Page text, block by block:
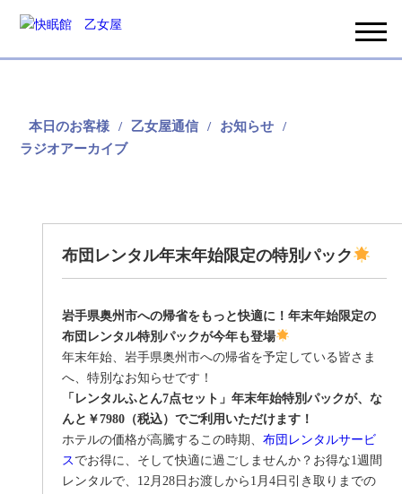
本日のお客様 乙女屋通信
お知らせ
ラジオアーカイブ
布団レンタル年末年始限定の特別パック
岩手県奥州市への帰省をもっと快適に！年末年始限定の
布団レンタル特別パックが今年も登場
年末年始、岩手県奥州市への帰省を予定している皆さま
へ、特別なお知らせです！
「レンタルふとん7点セット」年末年始特別パックが、な
んと￥7980（税込）でご利用いただけます！
ホテルの価格が高騰するこの時期、 布団レンタルサービ
ス でお得に、そして快適に過ごしませんか？お得な1週間
レンタルで、12月28日お渡しから1月4日引き取りまでの